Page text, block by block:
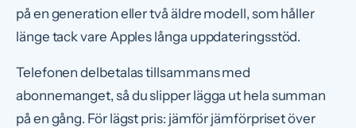
på en generation eller två äldre modell, som håller
länge tack vare Apples långa uppdateringsstöd.
Telefonen delbetalas tillsammans med
abonnemanget, så du slipper lägga ut hela summan
på en gång. För lägst pris: jämför jämförpriset över